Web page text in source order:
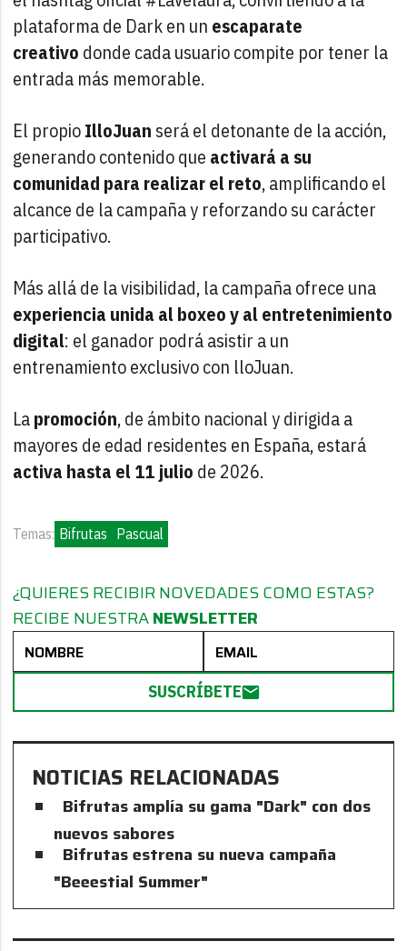
plataforma de Dark en un escaparate
creativo donde cada usuario compite por tener la
entrada más memorable.
El propioIlloJuan será el detonante de la acción,
generando contenido que activará a su
comunidad para realizar el reto, amplificando el
alcance de la campaña y reforzando su carácter
participativo.
Más allá de la visibilidad, la campaña ofrece una
experiencia unida al boxeo y al entretenimiento
digital: el ganador podrá asistir a un
entrenamiento exclusivo con lloJuan.
Lapromoción, de ámbito nacional y dirigida a
mayores de edad residentes en España, estará
activa hasta el 11 julio de 2026.
Temas: Bifrutas Pascual
¿QUIERES RECIBIR NOVEDADES COMO ESTAS?
RECIBE NUESTRANEWSLETTER
SUSCRÍBETE
NOTICIAS RELACIONADAS
Bifrutas amplía su gama "Dark" con dos
nuevos sabores
Bifrutas estrena su nueva campaña
"Beeestial Summer"